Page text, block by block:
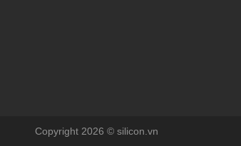
Copyright 2026 © silicon.vn